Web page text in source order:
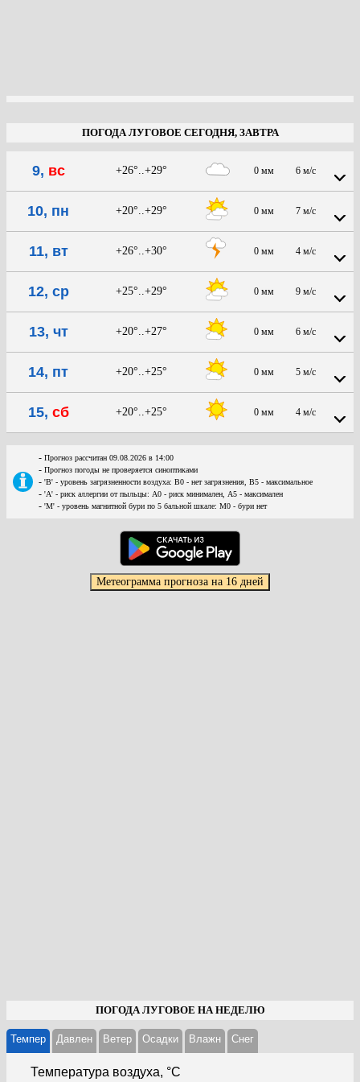
ПОГОДА ЛУГОВОЕ СЕГОДНЯ, ЗАВТРА
9, вс +26°..+29° 0 мм 6 м/с
10, пн +20°..+29° 0 мм 7 м/с
11, вт +26°..+30° 0 мм 4 м/с
12, ср +25°..+29° 0 мм 9 м/с
13, чт +20°..+27° 0 мм 6 м/с
14, пт +20°..+25° 0 мм 5 м/с
15, сб +20°..+25° 0 мм 4 м/с
- Прогноз рассчитан 09.08.2026 в 14:00
- Прогноз погоды не проверяется синоптиками
- 'В' - уровень загрязненности воздуха: В0 - нет загрязнения, В5 - максимальное
- 'А' - риск аллергии от пыльцы: А0 - риск минимален, А5 - максимален
- 'М' - уровень магнитной бури по 5 бальной шкале: М0 - бури нет
ПОГОДА ЛУГОВОЕ НА НЕДЕЛЮ
Темпер Давлен Ветер Осадки Влажн Cнег
Температура воздуха, °С